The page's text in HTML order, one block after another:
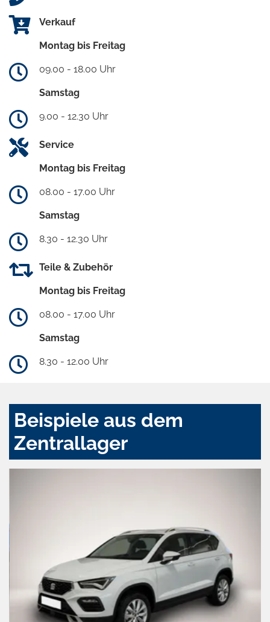
Verkauf
Montag bis Freitag
09.00 - 18.00 Uhr
Samstag
9.00 - 12.30 Uhr
Service
Montag bis Freitag
08.00 - 17.00 Uhr
Samstag
8.30 - 12.30 Uhr
Teile & Zubehör
Montag bis Freitag
08.00 - 17.00 Uhr
Samstag
8.30 - 12.00 Uhr
Beispiele aus dem
Zentrallager